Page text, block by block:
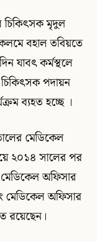
চিকিৎসক মৃদুল
বহাল তবিয়তে
যাবৎ কর্মস্থলে
পদায়ন
ব্যহত হচ্ছে ।
মেডিকেল
২০১৪ সালের পর
অফিসার
মেডিকেল অফিসার
রয়েছেন।